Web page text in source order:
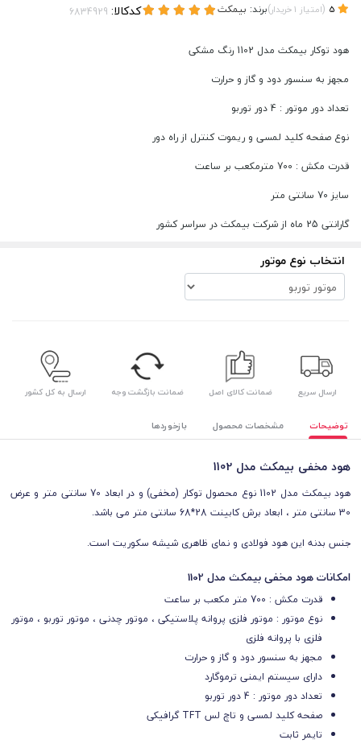
(امتیاز 1خریدار)برند: بیمکث کدکالا:
هود توکار بیمکث مدل 1102 رنگ مشکی
مجهز به سنسور دود و گاز و حرارت
تعداد دور موتور : 4 دور توربو
نوع صفحه کلید لمسی و ریموت کنترل از راه دور
قدرت مکش : 700 مترمکعب بر ساعت
سایز 70 سانتی متر
گارانتی 25 ماه از شرکت بیمکث در سراسر کشور
انتخاب نوع موتور
ارسال سریع ضمانت کالای اصل ضمانت بازگشت وجه ارسال به کل کشور
توضیحات مشخصات محصول بازخوردها
هود مخفی بیمکث مدل 1102
هود بیمکث مدل 1102 نوع محصول توکار (مخفی) و در ابعاد 70 سانتی متر و عرض
30 سانتی متر ، ابعاد برش کابینت 28*68 سانتی متر می باشد.
جنس بدنه این هود فولادی و نمای ظاهری شیشه سکوریت است.
امکانات هود مخفی بیمکث مدل 1102
قدرت مکش : 700 متر مکعب بر ساعت
نوع موتور : موتور فلزی پروانه پلاستیکی ، موتور چدنی ، موتور توربو ، موتور
فلزی با پروانه فلزی
مجهز به سنسور دود و گاز و حرارت
دارای سیستم ایمنی ترموگارد
تعداد دور موتور : 4 دور توربو
صفحه کلید لمسی و تاچ لس TFT گرافیکی
تایمر ثابت